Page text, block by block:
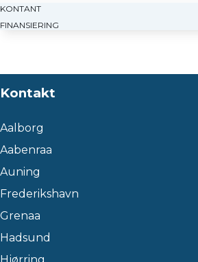
KONTANT
FINANSIERING
Kontakt
Aalborg
Aabenraa
Auning
Frederikshavn
Grenaa
Hadsund